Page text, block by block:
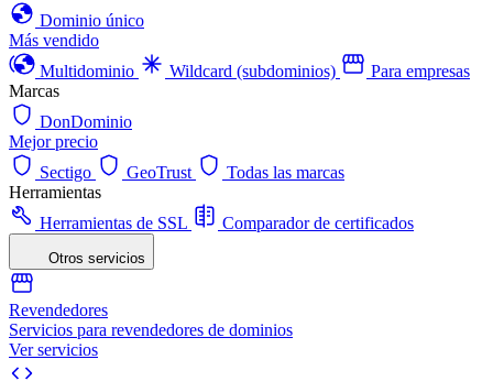
Dominio único
Más vendido
Multidominio
Wildcard (subdominios)
Para empresas
Marcas
DonDominio
Mejor precio
Sectigo
GeoTrust
Todas las marcas
Herramientas
Herramientas de SSL
Comparador de certificados
Otros servicios
Revendedores
Servicios para revendedores de dominios
Ver servicios